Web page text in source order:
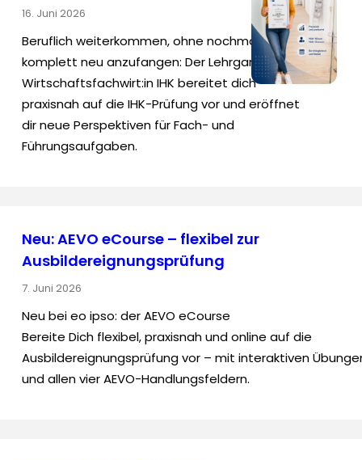
16. Juni 2026
Beruflich weiterkommen, ohne nochmal
komplett neu anzufangen: Der Lehrgang
Wirtschaftsfachwirt:in IHK bereitet dich
praxisnah auf die IHK-Prüfung vor und eröffnet
dir neue Perspektiven für Fach- und
Führungsaufgaben.
Neu: AEVO eCourse – flexibel zur
Ausbildereignungsprüfung
7. Juni 2026
Neu bei eo ipso: der AEVO eCourse
Bereite Dich flexibel, praxisnah und online auf die
Ausbildereignungsprüfung vor – mit interaktiven
und allen vier AEVO-Handlungsfeldern.